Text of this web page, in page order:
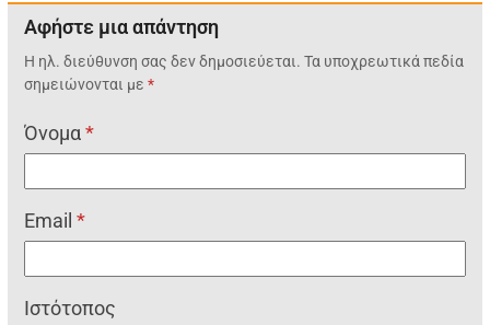
Αφήστε μια απάντηση
Η ηλ. διεύθυνση σας δεν δημοσιεύεται. Τα υποχρεωτικά πεδία
σημειώνονται με*
Όνομα*
Email*
Ιστότοπος